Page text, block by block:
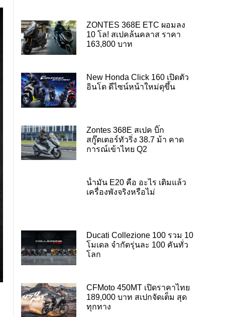
ZONTES 368E ETC ผอมลง
10 โล! สเปคล้นคลาส ราคา
163,800 บาท
New Honda Click 160 เปิดตัว
อินโด ดีไซน์หน้าใหม่ดุขึ้น
Zontes 368E สเปค บิ๊ก
สกู๊ตเตอร์ทัวริ่ง 38.7 ม้า คาด
การณ์เข้าไทย Q2
น้ำมัน E20 คือ อะไร เติมแล้ว
เครื่องพังจริงหรือไม่
Ducati Collezione 100 รวม 10
โมเดล จำกัดรุ่นละ 100 คันทั่ว
โลก
CFMoto 450MT เปิดราคาไทย
189,000 บาท สเปกจัดเต็ม สุด
ทุกทาง